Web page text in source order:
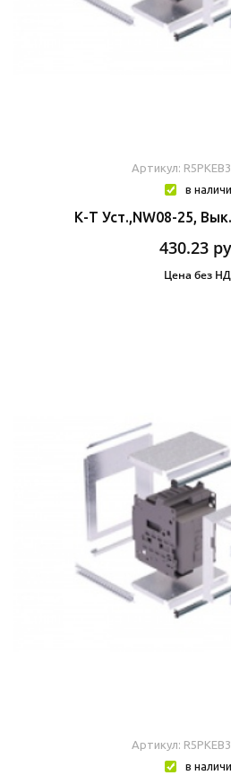
Артикул:
в
К-Т Уст.,NW08-25,
430.23
Цена без
Артикул:
в